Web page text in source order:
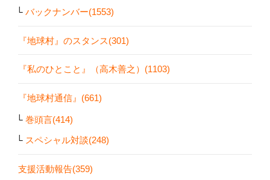
バックナンバー(1553)
『地球村』のスタンス(301)
『私のひとこと』（高木善之）(1103)
『地球村通信』(661)
巻頭言(414)
スペシャル対談(248)
支援活動報告(359)